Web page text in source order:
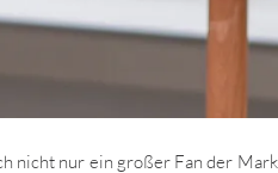
nur ein großer Fan der